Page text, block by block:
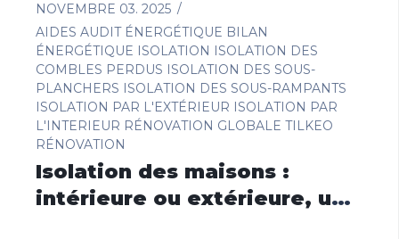
NOVEMBRE 03. 2025
AIDES AUDIT ÉNERGÉTIQUE BILAN
ÉNERGÉTIQUE ISOLATION ISOLATION DES
COMBLES PERDUS ISOLATION DES SOUS-
PLANCHERS ISOLATION DES SOUS-RAMPANTS
ISOLATION PAR L'EXTÉRIEUR ISOLATION PAR
L'INTERIEUR RÉNOVATION GLOBALE TILKEO
RÉNOVATION
Isolation des maisons :
intérieure ou extérieure, un